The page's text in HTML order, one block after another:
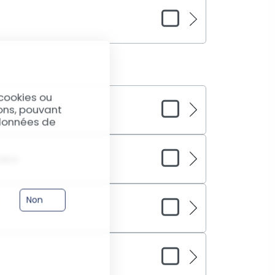
ou
pouvant
de
Non
Notre service de remplacement du haut-
rétablit la qualité audio de votre
profiter à nouveau de médias et
bon fonctionnement de votre téléphone.
Samsung S9 Plus ne sont plus aussi
cela pourrait indiquer un problème avec
de remplacement vous permet de
et la précision que vous attendez
endommagée peut altérer la qualité de
remplacement de la vitre de la caméra
contre les rayures et les dommages,
vitre arrière fissurée ou brisée ?
votre appareil contre les éléments
Notre service offre un
avec des vitres arrière d'origine.